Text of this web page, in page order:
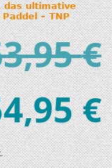
das ultimative
– TNP
€
€